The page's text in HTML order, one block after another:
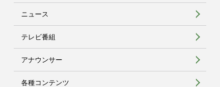
ニュース
テレビ番組
アナウンサー
各種コンテンツ